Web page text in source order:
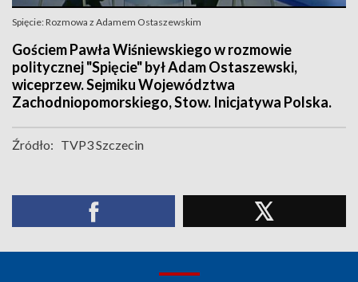
Spięcie: Rozmowa z Adamem Ostaszewskim
Gościem Pawła Wiśniewskiego w rozmowie
politycznej "Spięcie" był Adam Ostaszewski,
wiceprzew. Sejmiku Województwa
Zachodniopomorskiego, Stow. Inicjatywa Polska.
Źródło: TVP3 Szczecin